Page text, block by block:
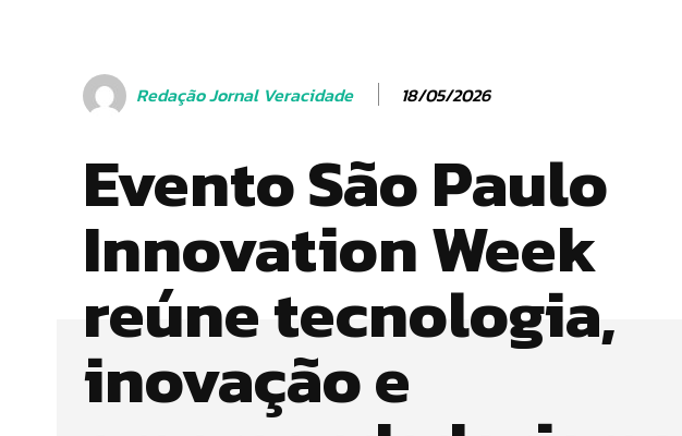
Redação Jornal Veracidade 18/05/2026
Evento São Paulo
Innovation Week
reúne tecnologia,
inovação e